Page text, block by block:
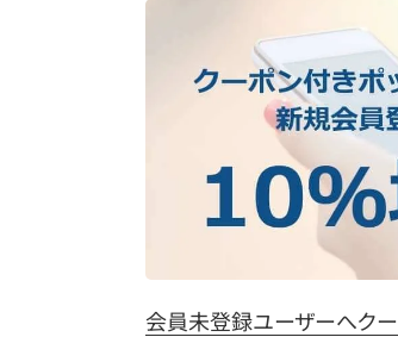
会員未登録ユーザーへク